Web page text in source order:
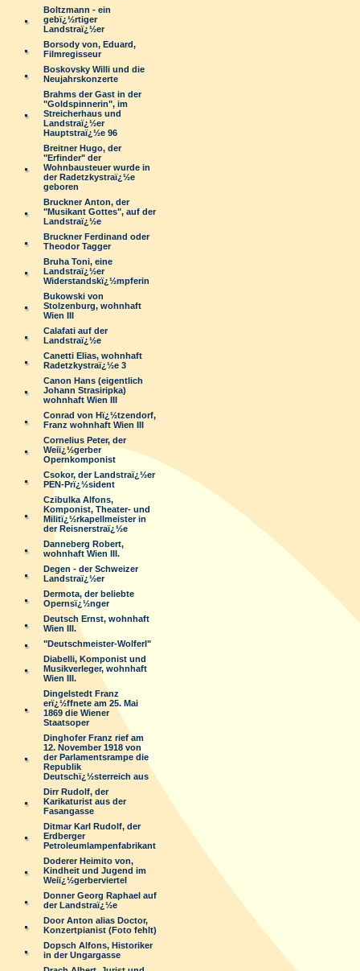
Boltzmann - ein
gebï¿½rtiger
Landstraï¿½er
Borsody von, Eduard,
Filmregisseur
Boskovsky Willi und die
Neujahrskonzerte
Brahms der Gast in der
"Goldspinnerin", im
Streicherhaus und
Landstraï¿½er
Hauptstraï¿½e 96
Breitner Hugo, der
"Erfinder" der
Wohnbausteuer wurde in
der Radetzkystraï¿½e
geboren
Bruckner Anton, der
"Musikant Gottes", auf der
Landstraï¿½e
Bruckner Ferdinand oder
Theodor Tagger
Bruha Toni, eine
Landstraï¿½er
Widerstandskï¿½mpferin
Bukowski von
Stolzenburg, wohnhaft
Wien III
Calafati auf der
Landstraï¿½e
Canetti Elias, wohnhaft
Radetzkystraï¿½e 3
Canon Hans (eigentlich
Johann Strasiripka)
wohnhaft Wien III
Conrad von Hï¿½tzendorf,
Franz wohnhaft Wien III
Cornelius Peter, der
Weiï¿½gerber
Opernkomponist
Csokor, der Landstraï¿½er
PEN-Prï¿½sident
Czibulka Alfons,
Komponist, Theater- und
Militï¿½rkapellmeister in
der Reisnerstraï¿½e
Danneberg Robert,
wohnhaft Wien III.
Degen - der Schweizer
Landstraï¿½er
Dermota, der beliebte
Opernsï¿½nger
Deutsch Ernst, wohnhaft
Wien III.
"Deutschmeister-Wolferl"
Diabelli, Komponist und
Musikverleger, wohnhaft
Wien III.
Dingelstedt Franz
erï¿½ffnete am 25. Mai
1869 die Wiener
Staatsoper
Dinghofer Franz rief am
12. November 1918 von
der Parlamentsrampe die
Republik
Deutschï¿½sterreich aus
Dirr Rudolf, der
Karikaturist aus der
Fasangasse
Ditmar Karl Rudolf, der
Erdberger
Petroleumlampenfabrikant
Doderer Heimito von,
Kindheit und Jugend im
Weiï¿½gerberviertel
Donner Georg Raphael auf
der Landstraï¿½e
Door Anton alias Doctor,
Konzertpianist (Foto fehlt)
Dopsch Alfons, Historiker
in der Ungargasse